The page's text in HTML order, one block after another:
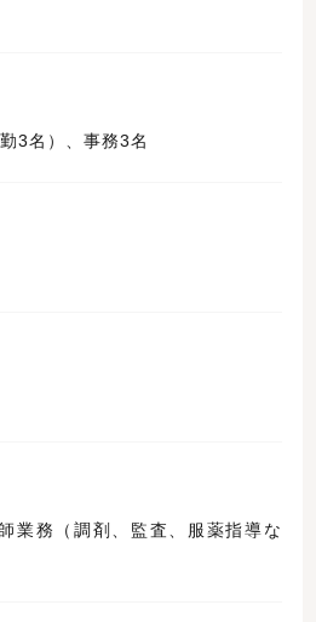
3名）、事務3名
業務（調剤、監査、服薬指導な